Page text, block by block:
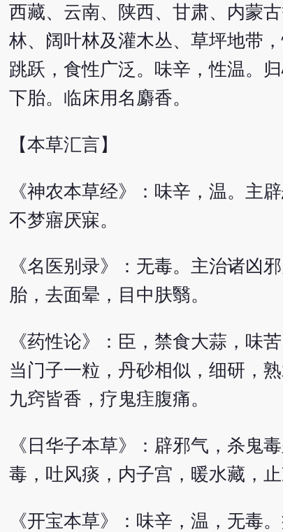
西藏、云南、陕西、甘肃、内蒙
林、阔叶林及灌木丛、草坪地带
跳跃，食性广泛。味辛，性温。
下胎。临床用名麝香。
【本草汇言】
《神农本草经》：味辛，温。主
不梦寤厌寐。
《名医别录》：无毒。主治诸凶
胎，去面晕，目中肤翳。
《药性论》：臣，禁食大蒜，味
当门子一粒，丹砂相似，细研，
九窍皆香，疗鬼疰腹痛。
《日华子本草》：辟邪气，杀鬼
毒，吐风痰，内子宫，暖水藏，止
《开宝本草》：味辛，温，无毒